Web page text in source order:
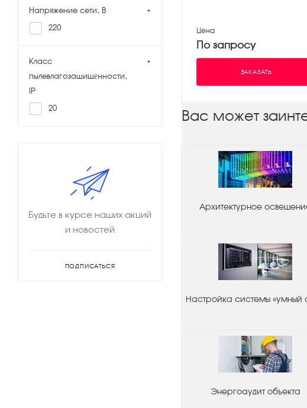
Цена
По запросу
ЗАКАЗАТЬ
Вас может
Архитектурное
Настройка системы «умный
Энергоаудит объекта
Напряжение сети, В
220
Класс
пылевлагозащищённости,
IP
20
Будьте в курсе наших акций
и новостей
ПОДПИСАТЬСЯ